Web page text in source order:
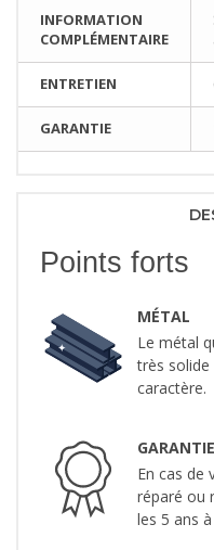
INFORMATION
COMPLÉMENTAIRE
ENTRETIEN
GARANTIE
Points forts
MÉTAL
Le métal
très
caractère.
En cas de
réparé ou
les 5 ans